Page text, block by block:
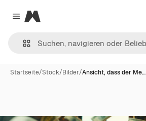
Close menu
Magnific
Startseite/Stock/Bilder/Ansicht, dass der Me…